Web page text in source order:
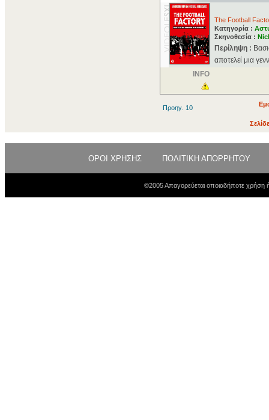
The Football
Κατηγορία :
Σκηνοθεσία :
Περίληψη :
αποτελεί μια
INFO
Προηγ. 10
ΟΡΟΙ ΧΡΗΣΗΣ ΠΟΛΙΤΙΚΗ ΑΠΟΡΡΗΤΟΥ
©2005 Απαγορεύεται οποιαδήποτε χρήση